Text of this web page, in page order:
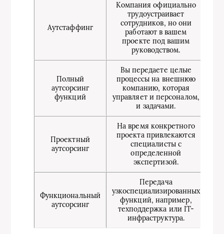
Аутстаффинг
Компания официально
трудоустраивает
сотрудников, но они
работают в вашем
проекте под вашим
руководством.
Полный
аутсорсинг
функций
Вы передаете целые
процессы на внешнюю
компанию, которая
управляет и персоналом,
и задачами.
Проектный
аутсорсинг
На время конкретного
проекта привлекаются
специалисты с
определенной
экспертизой.
Функциональный
аутсорсинг
Передача
узкоспециализированных
функций, например,
техподдержка или IT-
инфраструктура.